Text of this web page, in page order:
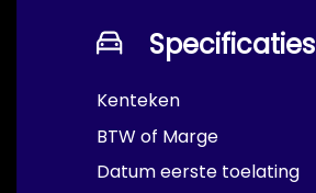
Specificaties
Kenteken
BTW of Marge
Datum eerste toelating